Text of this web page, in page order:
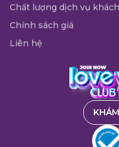
Chất lượng dịch vụ
Chính sách giá
Liên hệ